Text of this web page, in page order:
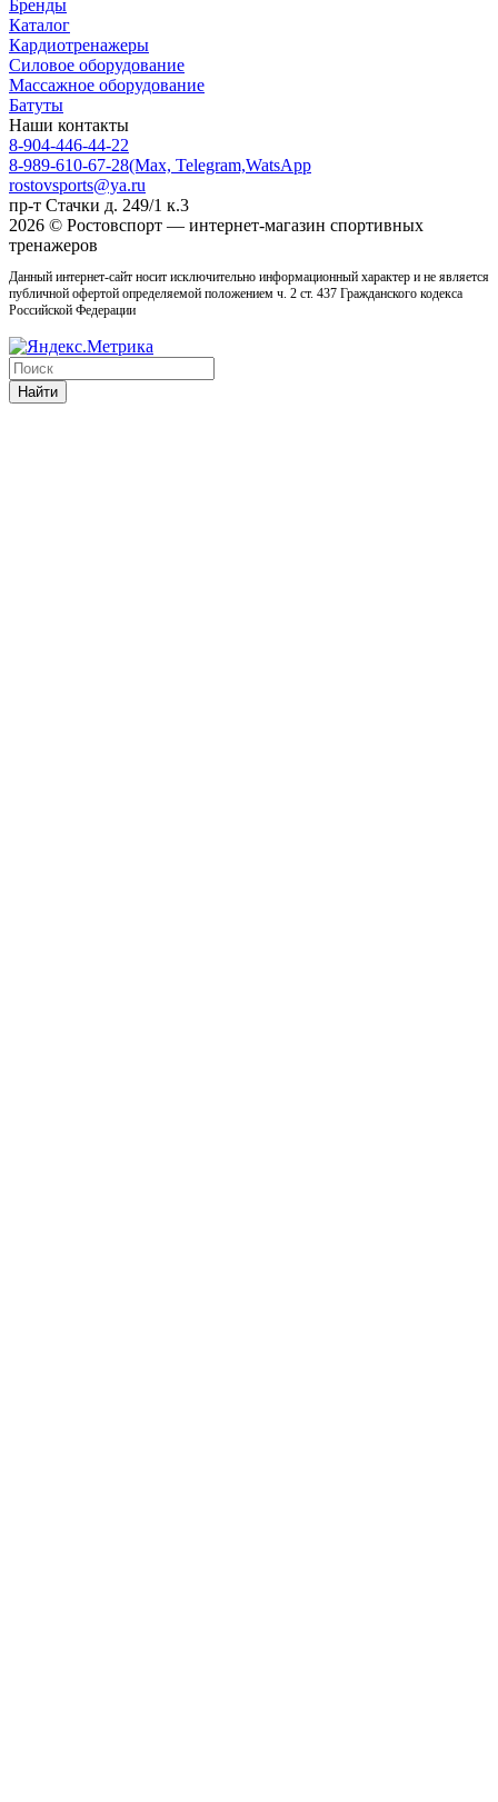
Бренды
Каталог
Кардиотренажеры
Силовое оборудование
Массажное оборудование
Батуты
Наши контакты
8-904-446-44-22
8-989-610-67-28(Max, Telegram,WatsApp
rostovsports@ya.ru
пр-т Стачки д. 249/1 к.3
2026 © Ростовcпорт — интернет-магазин спортивных
тренажеров
Данный интернет-сайт носит исключительно информационный характер и не является
публичной офертой определяемой положением ч. 2 ст. 437 Гражданского кодекса
Российской Федерации
Найти